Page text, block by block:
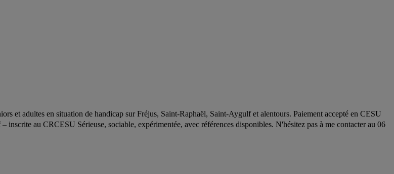
et adultes en situation de handicap sur Fréjus, Saint-Raphaël, Saint-Aygulf et alentours. Paiement accepté en CESU
au CRCESU Sérieuse, sociable, expérimentée, avec références disponibles. N'hésitez pas à me contacter au 06